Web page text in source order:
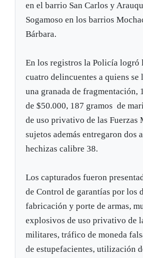
en el barrio San Carlos y
Sogamoso en los barrios
Bárbara.
En los registros la Policía logró
cuatro delincuentes a quiens se
una granada de fragmentación,
de $50.000, 187 gramos de
de uso privativo de las Fuerzas
sujetos además entregaron dos
hechizas calibre 38.
Los capturados fueron
de Control de garantías por los
fabricación y porte de armas,
explosivos de uso privativo de
militares, tráfico de moneda
de estupefacientes, utilización